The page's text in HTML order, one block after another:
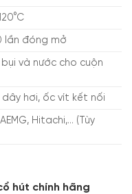
lần đóng mở
bụi và nước cho cuộn
dây hơi, ốc vít kết nối
Hitachi,… (Tùy
hút chính hãng